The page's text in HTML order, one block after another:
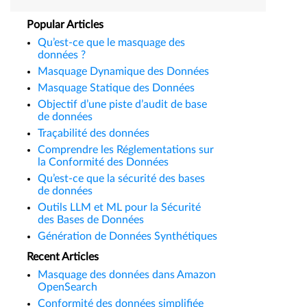
Popular Articles
Qu’est-ce que le masquage des
données ?
Masquage Dynamique des Données
Masquage Statique des Données
Objectif d’une piste d’audit de base
de données
Traçabilité des données
Comprendre les Réglementations sur
la Conformité des Données
Qu’est-ce que la sécurité des bases
de données
Outils LLM et ML pour la Sécurité
des Bases de Données
Génération de Données Synthétiques
Recent Articles
Masquage des données dans Amazon
OpenSearch
Conformité des données simplifiée